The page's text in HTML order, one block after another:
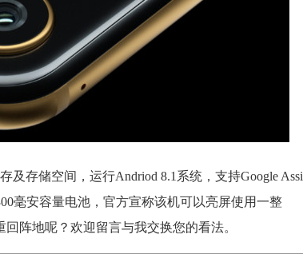
及存储空间，运行Andriod 8.1系统，支持Google Assi
毫安容量电池，官方宣称该机可以亮屏使用一整
阵地呢？欢迎留言与我交换您的看法。